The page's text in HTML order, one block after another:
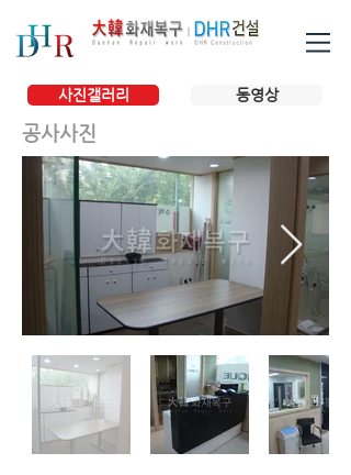
사진갤러리 동영상
공사사진